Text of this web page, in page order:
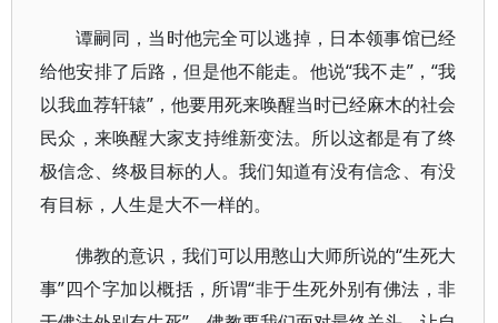
谭嗣同，当时他完全可以逃掉，日本领事馆已经
给他安排了后路，但是他不能走。他说“我不走”，“我
以我血荐轩辕”，他要用死来唤醒当时已经麻木的社会
民众，来唤醒大家支持维新变法。所以这都是有了终
极信念、终极目标的人。我们知道有没有信念、有没
有目标，人生是大不一样的。
佛教的意识，我们可以用憨山大师所说的“生死大
事”四个字加以概括，所谓“非于生死外别有佛法，非